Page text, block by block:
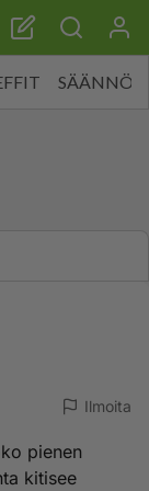
SÄÄNNÖT
Ilmoita
pienen
kitisee